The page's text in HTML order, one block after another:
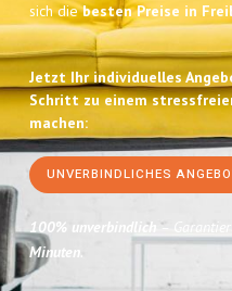
sich diebesten Preise in
Jetzt Ihr individuelles
Schritt zu einem
machen:
UNVERBINDLICHES
100% unverbindlich –
Minuten.